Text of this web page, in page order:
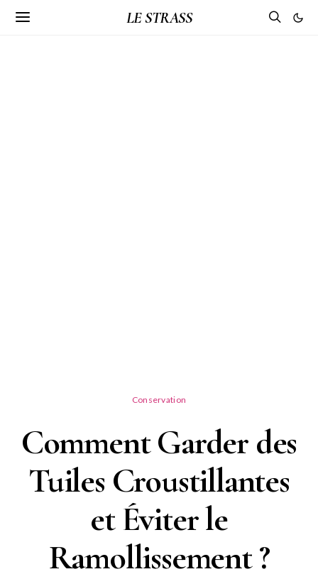
LE STRASS
Conservation
Comment Garder des
Tuiles Croustillantes
et Éviter le
Ramollissement ?